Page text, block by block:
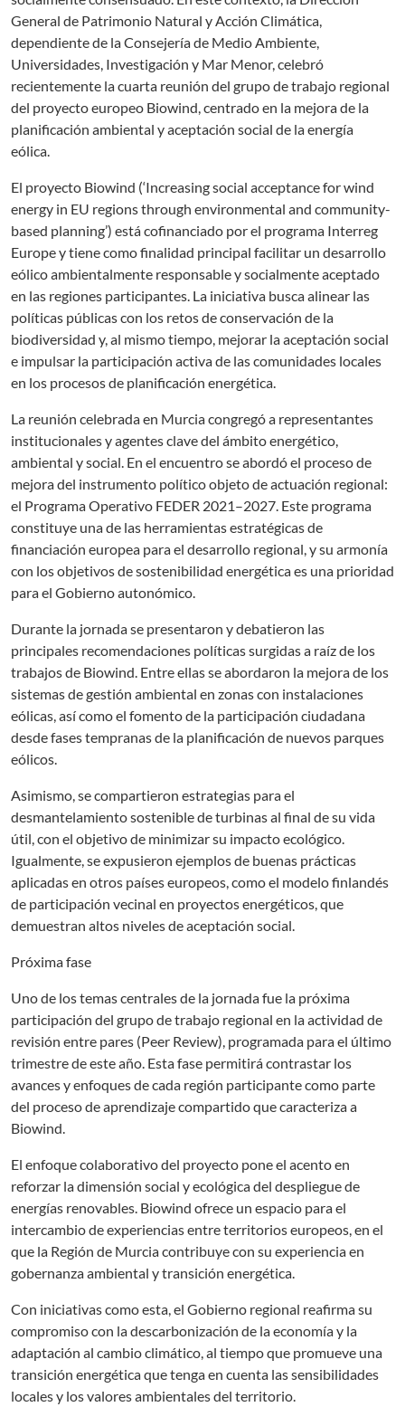
General de Patrimonio Natural y Acción Climática,
dependiente de la Consejería de Medio Ambiente,
Universidades, Investigación y Mar Menor, celebró
recientemente la cuarta reunión del grupo de trabajo regional
del proyecto europeo Biowind, centrado en la mejora de la
planificación ambiental y aceptación social de la energía
eólica.
El proyecto Biowind (‘Increasing social acceptance for wind
energy in EU regions through environmental and community-
based planning’) está cofinanciado por el programa Interreg
Europe y tiene como finalidad principal facilitar un desarrollo
eólico ambientalmente responsable y socialmente aceptado
en las regiones participantes. La iniciativa busca alinear las
políticas públicas con los retos de conservación de la
biodiversidad y, al mismo tiempo, mejorar la aceptación social
e impulsar la participación activa de las comunidades locales
en los procesos de planificación energética.
La reunión celebrada en Murcia congregó a representantes
institucionales y agentes clave del ámbito energético,
ambiental y social. En el encuentro se abordó el proceso de
mejora del instrumento político objeto de actuación regional:
el Programa Operativo FEDER 2021–2027. Este programa
constituye una de las herramientas estratégicas de
financiación europea para el desarrollo regional, y su armonía
con los objetivos de sostenibilidad energética es una prioridad
para el Gobierno autonómico.
Durante la jornada se presentaron y debatieron las
principales recomendaciones políticas surgidas a raíz de los
trabajos de Biowind. Entre ellas se abordaron la mejora de los
sistemas de gestión ambiental en zonas con instalaciones
eólicas, así como el fomento de la participación ciudadana
desde fases tempranas de la planificación de nuevos parques
eólicos.
Asimismo, se compartieron estrategias para el
desmantelamiento sostenible de turbinas al final de su vida
útil, con el objetivo de minimizar su impacto ecológico.
Igualmente, se expusieron ejemplos de buenas prácticas
aplicadas en otros países europeos, como el modelo finlandés
de participación vecinal en proyectos energéticos, que
demuestran altos niveles de aceptación social.
Próxima fase
Uno de los temas centrales de la jornada fue la próxima
participación del grupo de trabajo regional en la actividad de
revisión entre pares (Peer Review), programada para el último
trimestre de este año. Esta fase permitirá contrastar los
avances y enfoques de cada región participante como parte
del proceso de aprendizaje compartido que caracteriza a
Biowind.
El enfoque colaborativo del proyecto pone el acento en
reforzar la dimensión social y ecológica del despliegue de
energías renovables. Biowind ofrece un espacio para el
intercambio de experiencias entre territorios europeos, en el
que la Región de Murcia contribuye con su experiencia en
gobernanza ambiental y transición energética.
Con iniciativas como esta, el Gobierno regional reafirma su
compromiso con la descarbonización de la economía y la
adaptación al cambio climático, al tiempo que promueve una
transición energética que tenga en cuenta las sensibilidades
locales y los valores ambientales del territorio.